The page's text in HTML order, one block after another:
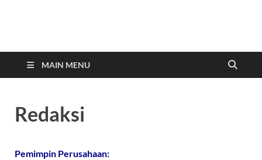
MAIN MENU
Redaksi
Pemimpin Perusahaan: